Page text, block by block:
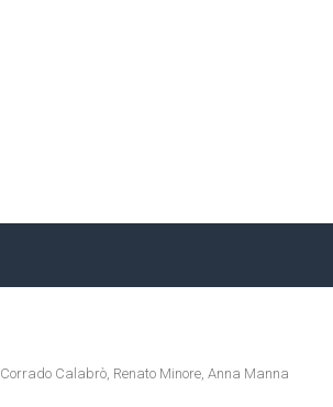
Corrado Calabrò, Renato Minore, Anna Manna